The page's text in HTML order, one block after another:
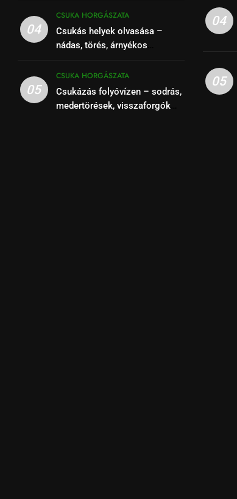
04
CSUKA HORGÁSZATA
Csukás helyek olvasása –
nádas, törés, árnyékos
05
CSUKA HORGÁSZATA
Csukázás folyóvízen – sodrás,
medertörések, visszaforgók
04
05